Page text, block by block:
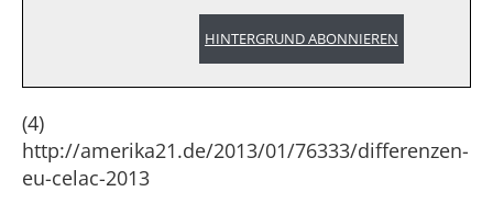
HINTERGRUND ABONNIEREN
(4)
http://amerika21.de/2013/01/76333/differenzen-
eu-celac-2013